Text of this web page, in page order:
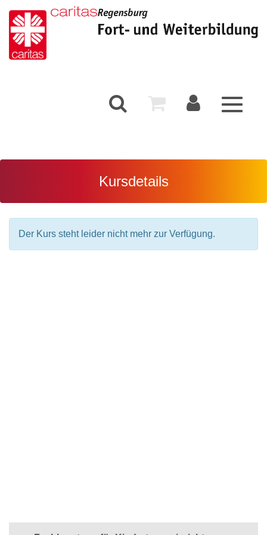
Toggle
Kursdetails
Der Kurs steht leider nicht mehr zur Verfügung.